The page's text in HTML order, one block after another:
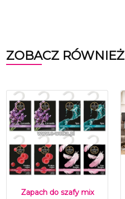
ZOBACZ RÓWNIEŻ
Zapach do szafy mix